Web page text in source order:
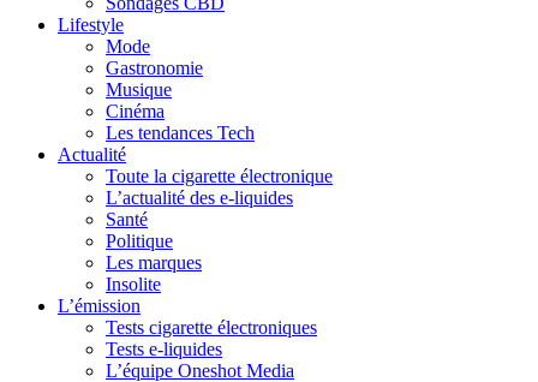
Lifestyle
Mode
Gastronomie
Musique
Cinéma
Les tendances Tech
Actualité
Toute la cigarette électronique
L’actualité des e-liquides
Santé
Politique
Les marques
Insolite
L’émission
Tests cigarette électroniques
Tests e-liquides
L’équipe Oneshot Media